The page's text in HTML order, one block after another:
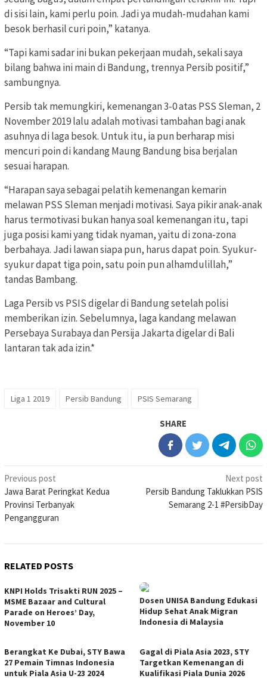
di sisi lain, kami perlu poin. Jadi ya mudah-mudahan kami
besok berhasil curi poin,” katanya.
“Tapi kami sadar ini bukan pekerjaan mudah, sekali saya
bilang bahwa ini main di Bandung, trennya Persib positif,”
sambungnya.
Persib tak memungkiri, kemenangan 3-0 atas PSS Sleman, 2
November 2019 lalu adalah motivasi tambahan bagi anak
asuhnya di laga besok. Untuk itu, ia pun berharap misi
mencuri poin di kandang Maung Bandung bisa berjalan
sesuai harapan.
“Harapan saya sebagai pelatih kemenangan kemarin
melawan PSS Sleman menjadi motivasi. Saya pikir anak-anak
harus termotivasi bukan hanya soal kemenangan itu, tapi
juga posisi kami yang tidak nyaman, yaitu di zona-zona
berbahaya. Jadi lawan siapa pun, harus dapat poin. Syukur-
syukur dapat tiga poin, satu poin pun alhamdulillah,”
tandas Bambang.
Laga Persib vs PSIS digelar di Bandung setelah polisi
memberikan izin. Sebelumnya, laga kandang melawan
Persebaya Surabaya dan Persija Jakarta digelar di Bali
lantaran tak ada izin.*
Liga 1 2019 Persib Bandung PSIS Semarang
SHARE
Post
navigation
Previous post
Jawa Barat Peringkat Kedua
Provinsi Terbanyak
Pengangguran
Next post
Persib Bandung Taklukkan PSIS
Semarang 2-1 #PersibDay
RELATED POSTS
KNPI Holds Trisakti RUN 2025 –
MSME Bazaar and Cultural
Parade on Heroes’ Day,
November 10
Dosen UNISA Bandung Edukasi
Hidup Sehat Anak Migran
Indonesia di Malaysia
Berangkat Ke Dubai, STY Bawa
27 Pemain Timnas Indonesia
untuk Piala Asia U-23 2024
Gagal di Piala Asia 2023, STY
Targetkan Kemenangan di
Kualifikasi Piala Dunia 2026